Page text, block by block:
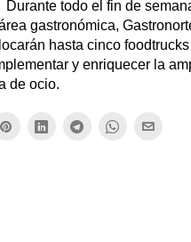
Durante todo el fin de
gastronómica,
hasta cinco
y enriquecer la
de ocio.